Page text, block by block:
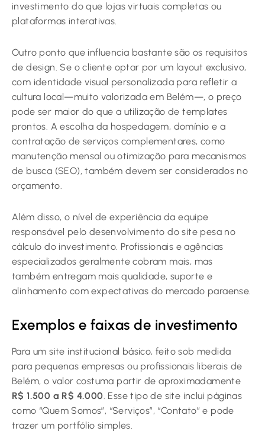
investimento do que lojas virtuais completas ou
plataformas interativas.
Outro ponto que influencia bastante são os requisitos
de design. Se o cliente optar por um layout exclusivo,
com identidade visual personalizada para refletir a
cultura local—muito valorizada em Belém—, o preço
pode ser maior do que a utilização de templates
prontos. A escolha da hospedagem, domínio e a
contratação de serviços complementares, como
manutenção mensal ou otimização para mecanismos
de busca (SEO), também devem ser considerados no
orçamento.
Além disso, o nível de experiência da equipe
responsável pelo desenvolvimento do site pesa no
cálculo do investimento. Profissionais e agências
especializados geralmente cobram mais, mas
também entregam mais qualidade, suporte e
alinhamento com expectativas do mercado paraense.
Exemplos e faixas de investimento
Para um site institucional básico, feito sob medida
para pequenas empresas ou profissionais liberais de
Belém, o valor costuma partir de aproximadamente
R$ 1.500 a R$ 4.000. Esse tipo de site inclui páginas
como “Quem Somos”, “Serviços”, “Contato” e pode
trazer um portfólio simples.